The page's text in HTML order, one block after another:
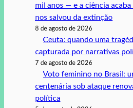
mil anos — e a ciência
nos salvou da extinção
8 de agosto de 2026
Ceuta: quando uma
capturada por narrativas
7 de agosto de 2026
Voto feminino no Brasil:
centenária sob ataque
política